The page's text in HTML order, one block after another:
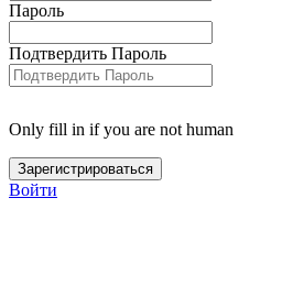
Пароль
Подтвердить Пароль
Only fill in if you are not human
Войти